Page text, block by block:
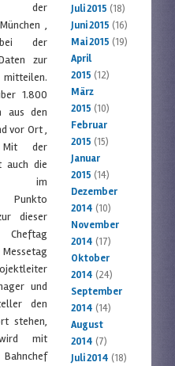
der
,
der
zur
1.800
aus den
vor Ort ,
der
auch die
im
dieser
Cheftag
und
den
stehen,
mit
Juli 2015 (18)
Juni 2015 (16)
Mai 2015 (19)
April
2015 (12)
März
2015 (10)
Februar
2015 (15)
Januar
2015 (14)
Dezember
2014 (10)
November
2014 (17)
Oktober
2014 (24)
September
2014 (14)
August
2014 (7)
Juli 2014 (18)